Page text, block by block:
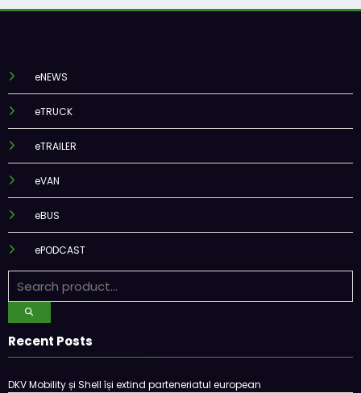
eNEWS
eTRUCK
eTRAILER
eVAN
eBUS
ePODCAST
Recent Posts
DKV Mobility și Shell își extind parteneriatul european